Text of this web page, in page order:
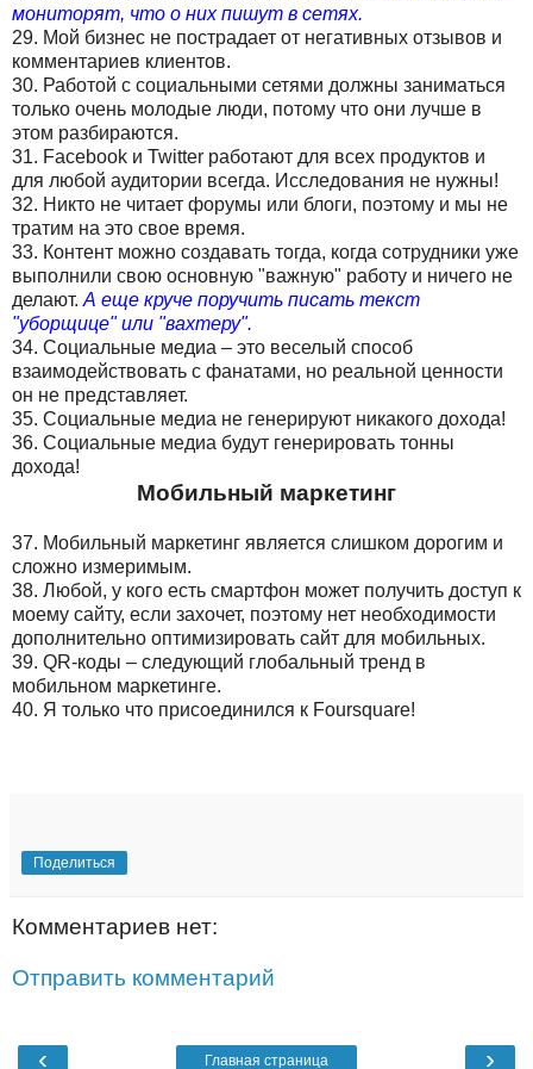
мониторят, что о них пишут в сетях.
29. Мой бизнес не пострадает от негативных отзывов и
комментариев клиентов.
30. Работой с социальными сетями должны заниматься
только очень молодые люди, потому что они лучше в
этом разбираются.
31. Facebook и Twitter работают для всех продуктов и
для любой аудитории всегда. Исследования не нужны!
32. Никто не читает форумы или блоги, поэтому и мы не
тратим на это свое время.
33. Контент можно создавать тогда, когда сотрудники уже
выполнили свою основную "важную" работу и ничего не
делают. А еще круче поручить писать текст
"уборщице" или "вахтеру".
34. Социальные медиа – это веселый способ
взаимодействовать с фанатами, но реальной ценности
он не представляет.
35. Социальные медиа не генерируют никакого дохода!
36. Социальные медиа будут генерировать тонны
дохода!
Мобильный маркетинг
37. Мобильный маркетинг является слишком дорогим и
сложно измеримым.
38. Любой, у кого есть смартфон может получить доступ к
моему сайту, если захочет, поэтому нет необходимости
дополнительно оптимизировать сайт для мобильных.
39. QR-коды – следующий глобальный тренд в
мобильном маркетинге.
40. Я только что присоединился к Foursquare!
Поделиться
Комментариев нет:
Отправить комментарий
‹ ›
Главная страница